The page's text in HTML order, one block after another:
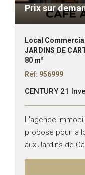
Prix sur
Local Commercial
JARDINS DE
80 m²
Réf: 956999
CENTURY 21
L’agence
propose pour la
aux Jardins de
Bénéficiant d’un
excellente